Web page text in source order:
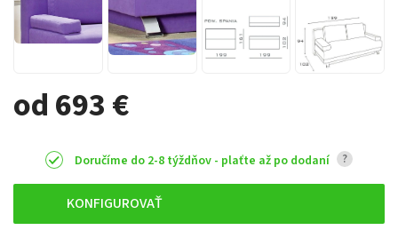
od 693 €
Doručíme do 2-8 týždňov - plaťte až po dodaní ?
KONFIGUROVAŤ